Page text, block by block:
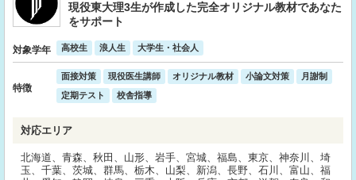
現役東大理3生が作成した完全オリジナル教材であなた
をサポート
対象学年 高校生 浪人生 大学生・社会人
特徴
面接対策 現役医生講師 オリジナル教材 小論文対策
月謝制
定期テスト
校舎指導
対応エリア
北海道、青森、秋田、山形、岩手、宮城、福島、東京、神奈川、埼
玉、千葉、茨城、群馬、栃木、山梨、新潟、長野、石川、富山、福